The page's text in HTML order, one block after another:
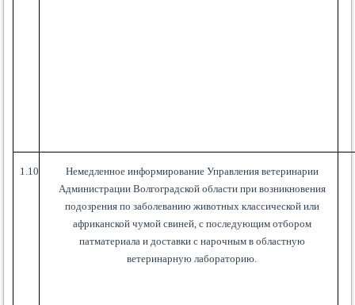
1.10
Немедленное информирование Управления ветеринарии
Администрации Волгоградской области при возникновения
подозрения по заболеванию животных классической или
африканской чумой свиней, с последующим отбором
патматериала и доставки с нарочным в областную
ветеринарную лабораторию.